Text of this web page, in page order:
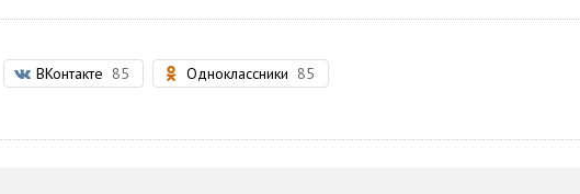
ВКонтакте 85 Одноклассники 85